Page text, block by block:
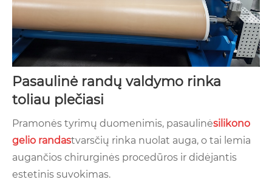
Pasaulinė randų valdymo rinka
toliau plečiasi
Pramonės tyrimų duomenimis, pasaulinėsilikono
gelio randastvarsčių rinka nuolat auga, o tai lemia
augančios chirurginės procedūros ir didėjantis
estetinis suvokimas.